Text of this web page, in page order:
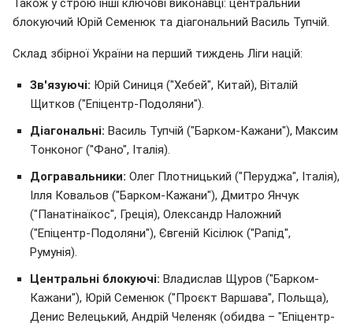
блокуючий Юрій Семенюк та діагональний Василь Тупчій.
Склад збірної України на перший тиждень Ліги націй:
Зв'язуючі: Юрій Синиця ("Хебей", Китай), Віталій
Щитков ("Епіцентр-Подоляни").
Діагональні: Василь Тупчій ("Барком-Кажани"), Максим
Tонконог ("Фано", Італія).
Догравальники: Олег Плотницький ("Перуджа", Італія),
Ілля Ковальов ("Барком-Кажани"), Дмитро Янчук
("Панатінаїкос", Греція), Олександр Наложний
("Епіцентр-Подоляни"), Євгеній Кісілюк ("Рапід",
Румунія).
Центральні блокуючі: Владислав Щуров ("Барком-
Кажани"), Юрій Семенюк ("Проєкт Варшава", Польща),
Денис Велецький, Андрій Челеняк (обидва – "Епіцентр-